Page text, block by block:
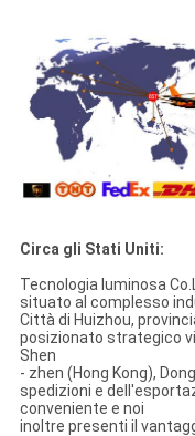
Circa gli Stati Uniti:
Tecnologia luminosa
situato al complesso
Città di Huizhou,
posizionato strategico
Shen
- zhen (Hong Kong),
spedizioni e
conveniente e noi
inoltre presenti il